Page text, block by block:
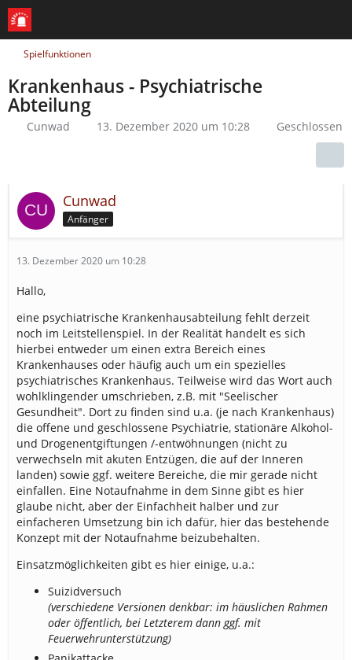
Spielfunktionen
Krankenhaus - Psychiatrische
Abteilung
Cunwad 13. Dezember 2020 um 10:28 Geschlossen
Cunwad
Anfänger
13. Dezember 2020 um 10:28
Hallo,
eine psychiatrische Krankenhausabteilung fehlt derzeit
noch im Leitstellenspiel. In der Realität handelt es sich
hierbei entweder um einen extra Bereich eines
Krankenhauses oder häufig auch um ein spezielles
psychiatrisches Krankenhaus. Teilweise wird das Wort auch
wohlklingender umschrieben, z.B. mit "Seelischer
Gesundheit". Dort zu finden sind u.a. (je nach Krankenhaus)
die offene und geschlossene Psychiatrie, stationäre Alkohol-
und Drogenentgiftungen /-entwöhnungen (nicht zu
verwechseln mit akuten Entzügen, die auf der Inneren
landen) sowie ggf. weitere Bereiche, die mir gerade nicht
einfallen. Eine Notaufnahme in dem Sinne gibt es hier
glaube nicht, aber der Einfachheit halber und zur
einfacheren Umsetzung bin ich dafür, hier das bestehende
Konzept mit der Notaufnahme beizubehalten.
Einsatzmöglichkeiten gibt es hier einige, u.a.:
Suizidversuch
(verschiedene Versionen denkbar: im häuslichen Rahmen
oder öffentlich, bei Letzterem dann ggf. mit
Feuerwehrunterstützung)